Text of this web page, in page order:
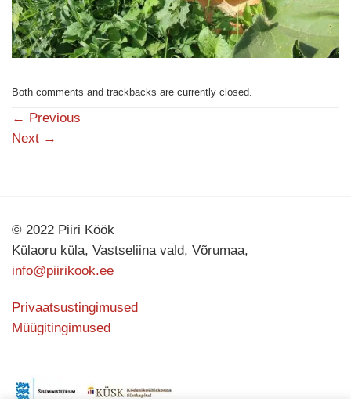
Both comments and trackbacks are currently closed.
← Previous
Next →
© 2022 Piiri Köök
Külaoru küla, Vastseliina vald, Võrumaa,
info@piirikook.ee
Privaatsustingimused
Müügitingimused